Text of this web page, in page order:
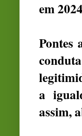
em
Pontes
a
assim,